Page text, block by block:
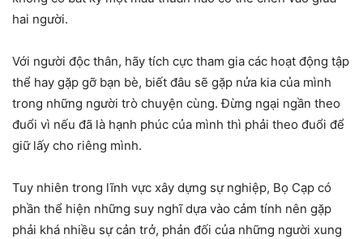
hai người.
Với người độc thân, hãy tích cực tham gia các hoạt động tập
thể hay gặp gỡ bạn bè, biết đâu sẽ gặp nửa kia của mình
trong những người trò chuyện cùng. Đừng ngại ngần theo
đuổi vì nếu đã là hạnh phúc của mình thì phải theo đuổi để
giữ lấy cho riêng mình.
Tuy nhiên trong lĩnh vực xây dựng sự nghiệp, Bọ Cạp có
phần thể hiện những suy nghĩ dựa vào cảm tính nên gặp
phải khá nhiều sự cản trở, phản đối của những người xung